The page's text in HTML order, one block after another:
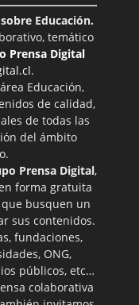
Educación.
temático
Prensa Digital
.
Educación,
de calidad,
de todas las
del ámbito
Prensa Digital,
forma gratuita
busquen un
sus contenidos.
fundaciones,
ONG,
públicos, etc…
colaborativa